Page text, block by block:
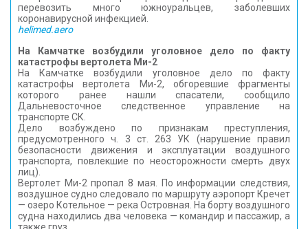
перевозить много южноуральцев, заболевших
коронавирусной инфекцией.
helimed.aero
На Камчатке возбудили уголовное дело по факту
катастрофы вертолета Ми-2
На Камчатке возбудили уголовное дело по факту
катастрофы вертолета Ми-2, обгоревшие фрагменты
которого ранее нашли спасатели, сообщило
Дальневосточное следственное управление на
транспорте СК.
Дело возбуждено по признакам преступления,
предусмотренного ч. 3 ст. 263 УК (нарушение правил
безопасности движения и эксплуатации воздушного
транспорта, повлекшие по неосторожности смерть двух
лиц).
Вертолет Ми-2 пропал 8 мая. По информации следствия,
воздушное судно следовало по маршруту аэропорт Кречет
— озеро Котельное — река Островная. На борту воздушного
судна находились два человека — командир и пассажир, а